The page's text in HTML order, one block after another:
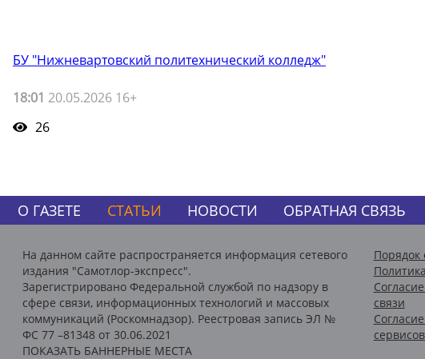
БУ "Нижневартовский политехнический колледж"
18:01 20.05.2026 16+
26
О ГАЗЕТЕ СТАТЬИ НОВОСТИ ОБРАТНАЯ СВЯЗЬ
На данном сайте распространяется информация сетевого
издания "Самотлор-экспресс".
Зарегистрировано Федеральной службой по надзору в
сфере связи, информационных технологий и массовых
коммуникаций (Роскомнадзор). Реестровая запись ЭЛ №
ФС 77 –81348 от 30.06.2021
ПОКАЗАТЬ БАННЕРНЫЕ МЕСТА
Порядок
связи